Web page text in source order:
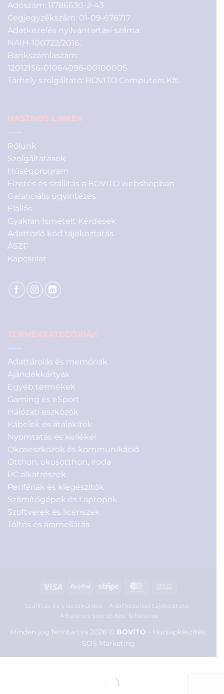
Adószám: 11786630-2-43
Cégjegyzékszám: 01-09-676717
Adatkezelés nyilvántartási száma:
NAIH-100722/2016.
Bankszámlaszám:
12012156-01064096-00100005
Tárhely szolgáltató: BOVITO Computers Kft.
HASZNOS LINKEK
Rólunk
Szolgáltatások
Hűségprogram
Fizetés és szállítás a BOVITO webshopban
Garanciális ügyintézés
Elállás
Gyakran Ismételt Kérdések
Adattörlő kód tájékoztatás
ÁSZF
Kapcsolat
TERMÉKKATEGÓRIÁK
Adattárolás és memóriák
Ajándékkártyák
Egyéb termékek
Gaming és eSport
Hálózati eszközök
Kábelek és átalakítók
Nyomtatás és kellékei
Okoseszközök és kommunikáció
Otthon, okosotthon, iroda
PC alkatrészek
Perifériák és kiegészítők
Számítógépek és Laptopok
Szoftverek és licenszek
Töltés és áramellátás
Visa PayPal Stripe MasterCard
Delivery
Szállítás és visszaküldés
Adatkezelési tájékoztató
Általános szerződési feltételek
Minden jog fenntartva 2026 © BOVITO - Honlapkészítés:
SOS Marketing